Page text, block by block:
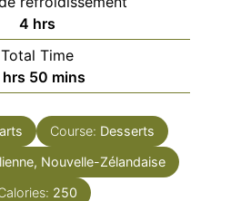
4 hours
hrs
Total Time
hrs 50minutes
mins
Course: Desserts
Nouvelle-Zélandaise
250